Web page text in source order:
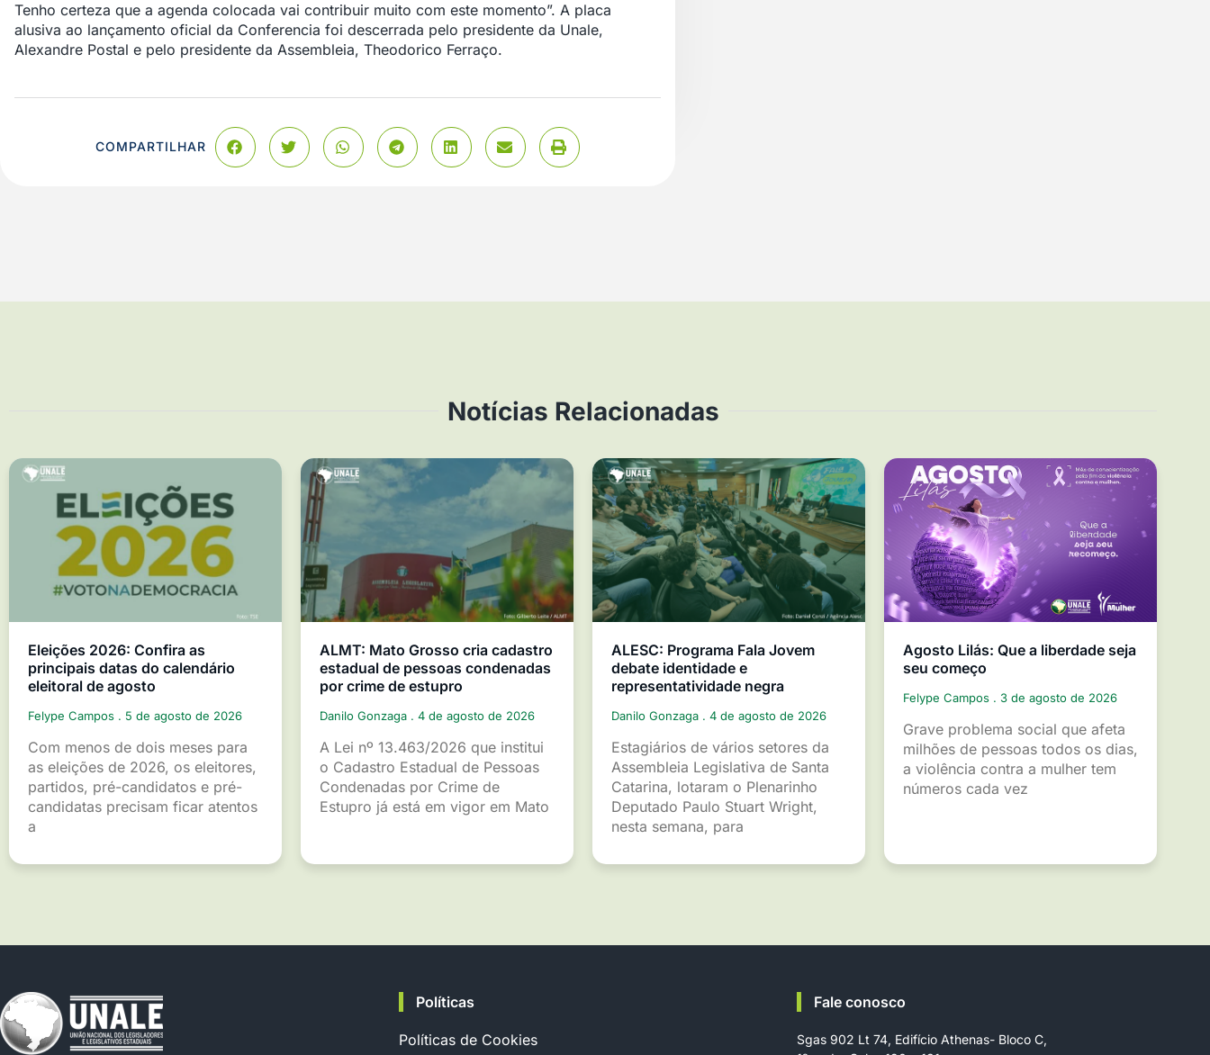
Tenho certeza que a agenda colocada vai contribuir muito com este momento”. A placa
alusiva ao lançamento oficial da Conferencia foi descerrada pelo presidente da Unale,
Alexandre Postal e pelo presidente da Assembleia, Theodorico Ferraço.
COMPARTILHAR
Notícias Relacionadas
Eleições 2026: Confira as
principais datas do calendário
eleitoral de agosto
Felype Campos 5 de agosto de 2026
Com menos de dois meses para
as eleições de 2026, os eleitores,
partidos, pré-candidatos e pré-
candidatas precisam ficar atentos
a
ALMT: Mato Grosso cria cadastro
estadual de pessoas condenadas
por crime de estupro
Danilo Gonzaga 4 de agosto de 2026
A Lei nº 13.463/2026 que institui
o Cadastro Estadual de Pessoas
Condenadas por Crime de
Estupro já está em vigor em Mato
ALESC: Programa Fala Jovem
debate identidade e
representatividade negra
Danilo Gonzaga 4 de agosto de 2026
Estagiários de vários setores da
Assembleia Legislativa de Santa
Catarina, lotaram o Plenarinho
Deputado Paulo Stuart Wright,
nesta semana, para
Agosto Lilás: Que a liberdade seja
seu começo
Felype Campos 3 de agosto de 2026
Grave problema social que afeta
milhões de pessoas todos os dias,
a violência contra a mulher tem
números cada vez
Políticas
Políticas de Cookies
Fale conosco
Sgas 902 Lt 74, Edifício Athenas- Bloco C,